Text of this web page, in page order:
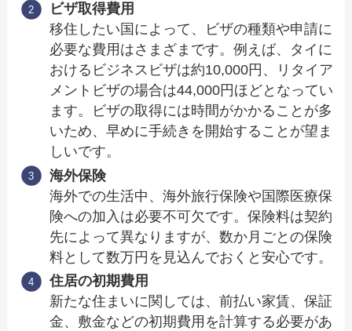
ビザ取得費用
移住したい国によって、ビザの種類や申請に
必要な費用はさまざまです。例えば、タイに
おけるビジネスビザは約10,000円、リタイア
メントビザの場合は44,000円ほどとなってい
ます。ビザの取得には時間がかかることが多
いため、早めに手続きを開始することが望ま
しいです。
海外保険
海外での生活中、海外旅行保険や国際医療保
険への加入は必要不可欠です。保険料は契約
先によって異なりますが、数か月ごとの保険
料として数万円を見込んでおくと安心です。
住居の初期費用
新たな住まいに関しては、前払い家賃、保証
金、敷金などの初期費用を計算する必要があ